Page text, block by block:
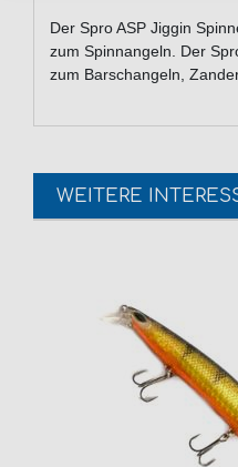
Der Spro ASP Jiggin
zum Spinnangeln. Der
zum Barschangeln,
WEITERE